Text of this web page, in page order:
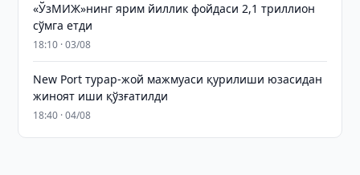
«ЎзМИЖ»нинг ярим йиллик фойдаси 2,1 триллион
сўмга етди
18:10 · 03/08
New Port турар-жой мажмуаси қурилиши юзасидан
жиноят иши қўзғатилди
18:40 · 04/08